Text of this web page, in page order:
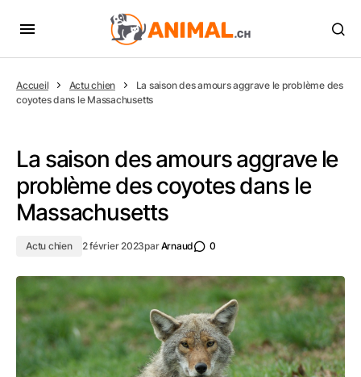
Accueil Actu chien
La saison des amours aggrave le problème des
coyotes dans le Massachusetts
La saison des amours aggrave le
problème des coyotes dans le
Massachusetts
Actu chien 2 février 2023parArnaud 0